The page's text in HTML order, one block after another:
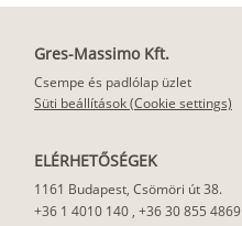
Gres-Massimo Kft.
Csempe és padlólap üzlet
Süti beállítások (Cookie settings)
ELÉRHETŐSÉGEK
1161 Budapest, Csömöri út 38.
+36 1 4010 140, +36 30 855 4869